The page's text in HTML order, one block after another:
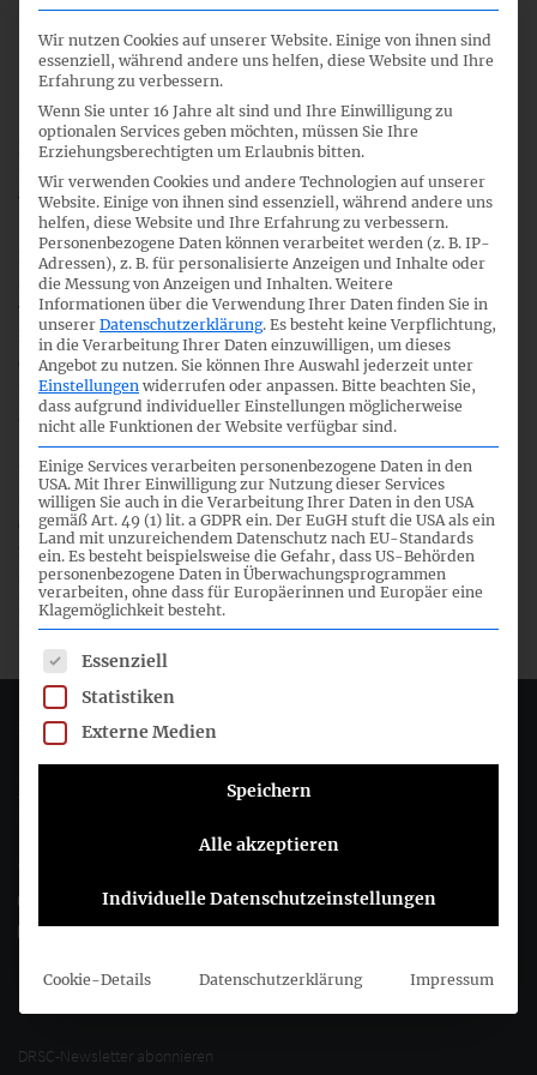
Proposed Targeted Amendments to the IFRS Foundation
Constitution to Accommodate an International
Sustainability Standards Board to Set IFRS Sustainability
Standards.
Der Entwurf dient der geplanten Einrichtung eines
International Sustainability Standards Board (ISSB),
welches Nachhaltigkeitsstandards entwickeln soll.
Das DRSC unterstützt die Initiative der IFRS-Stiftung und
stimmt den vorgeschlagenen Satzungsänderungen
weitgehend zu, da die Nachhaltigkeitsberichterstattung an
Bedeutung gewinnt und die IFRS-Stiftung nachweislich in
der Lage ist, qualitativ hochwertige Berichtsstandards
innerhalb eines unabhängigen und ordentlichen Verfahrens
zu entwickeln.
Bei der Entwicklung von Nachhaltigkeitsstandards setzt
sich das DRSC für einen „global baseline approach“ ein, um
die Konnektivität künftiger IFRS-Nachhaltigkeitsstandards
mit anderen (inter-)nationalen Nachhaltigkeitsstandards
sicherzustellen. Dies ist insb. im Hinblick auf die aktuelle
Entwicklung von EU-Nachhaltigkeitsstandards unter
EFRAG von Bedeutung.
Deutsches Rechnungslegungs Standards Committee e.V.
+49 (0)30 20 64 12 - 15
info@drsc.de
DRSC-Newsletter abonnieren
Wir nutzen Cookies auf unserer Website. Einige von ihnen sind
essenziell, während andere uns helfen, diese Website und Ihre
Erfahrung zu verbessern.
Wenn Sie unter 16 Jahre alt sind und Ihre Einwilligung zu
optionalen Services geben möchten, müssen Sie Ihre
Erziehungsberechtigten um Erlaubnis bitten.
Wir verwenden Cookies und andere Technologien auf unserer
Website. Einige von ihnen sind essenziell, während andere uns
helfen, diese Website und Ihre Erfahrung zu verbessern.
Personenbezogene Daten können verarbeitet werden (z. B. IP-
Adressen), z. B. für personalisierte Anzeigen und Inhalte oder
die Messung von Anzeigen und Inhalten. Weitere
Informationen über die Verwendung Ihrer Daten finden Sie in
unserer Datenschutzerklärung. Es besteht keine Verpflichtung,
in die Verarbeitung Ihrer Daten einzuwilligen, um dieses
Angebot zu nutzen. Sie können Ihre Auswahl jederzeit unter
Einstellungen widerrufen oder anpassen. Bitte beachten Sie,
dass aufgrund individueller Einstellungen möglicherweise
nicht alle Funktionen der Website verfügbar sind.
Einige Services verarbeiten personenbezogene Daten in den
USA. Mit Ihrer Einwilligung zur Nutzung dieser Services
willigen Sie auch in die Verarbeitung Ihrer Daten in den USA
gemäß Art. 49 (1) lit. a GDPR ein. Der EuGH stuft die USA als ein
Land mit unzureichendem Datenschutz nach EU-Standards
ein. Es besteht beispielsweise die Gefahr, dass US-Behörden
personenbezogene Daten in Überwachungsprogrammen
verarbeiten, ohne dass für Europäerinnen und Europäer eine
Klagemöglichkeit besteht.
Es folgt eine Liste der Service-Gruppen, für die eine
Essenziell
Statistiken
Externe Medien
Speichern
Alle akzeptieren
Individuelle Datenschutzeinstellungen
Cookie-Details Datenschutzerklärung Impressum